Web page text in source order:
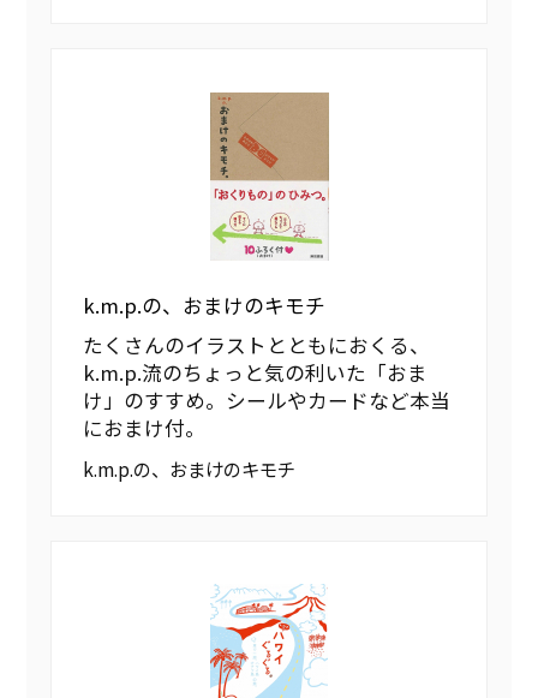
k.m.p.の、おまけのキモチ
たくさんのイラストとともにおくる、
k.m.p.流のちょっと気の利いた「おま
け」のすすめ。シールやカードなど本当
におまけ付。
k.m.p.の、おまけのキモチ